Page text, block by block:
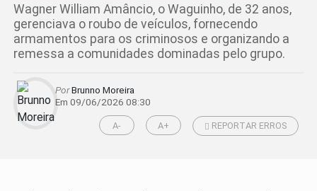
Wagner William Amâncio, o Waguinho, de 32 anos,
gerenciava o roubo de veículos, fornecendo
armamentos para os criminosos e organizando a
remessa a comunidades dominadas pelo grupo.
PorBrunno Moreira
Em 09/06/2026 08:30
A- A+ REPORTAR ERROS